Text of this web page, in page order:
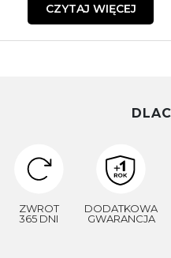
CZYTAJ WIĘCEJ
ZWROT
365 DNI
DODATKOWA
GWARANCJA